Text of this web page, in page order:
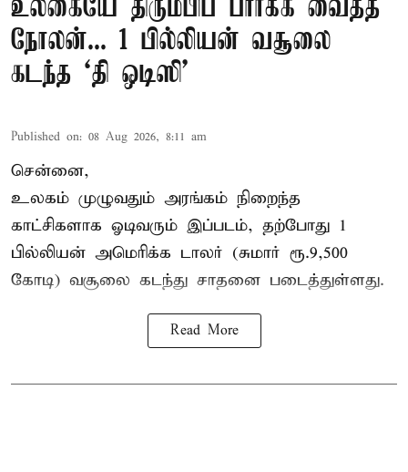
உலகையே திரும்பிப் பார்க்க வைத்த
நோலன்... 1 பில்லியன் வசூலை
கடந்த ‘தி ஒடிஸி’
Published on: 08 Aug 2026, 8:11 am
சென்னை,
உலகம் முழுவதும் அரங்கம் நிறைந்த
காட்சிகளாக ஓடிவரும் இப்படம், தற்போது 1
பில்லியன் அமெரிக்க டாலர் (சுமார் ரூ.9,500
கோடி) வசூலை கடந்து சாதனை படைத்துள்ளது.
Read More